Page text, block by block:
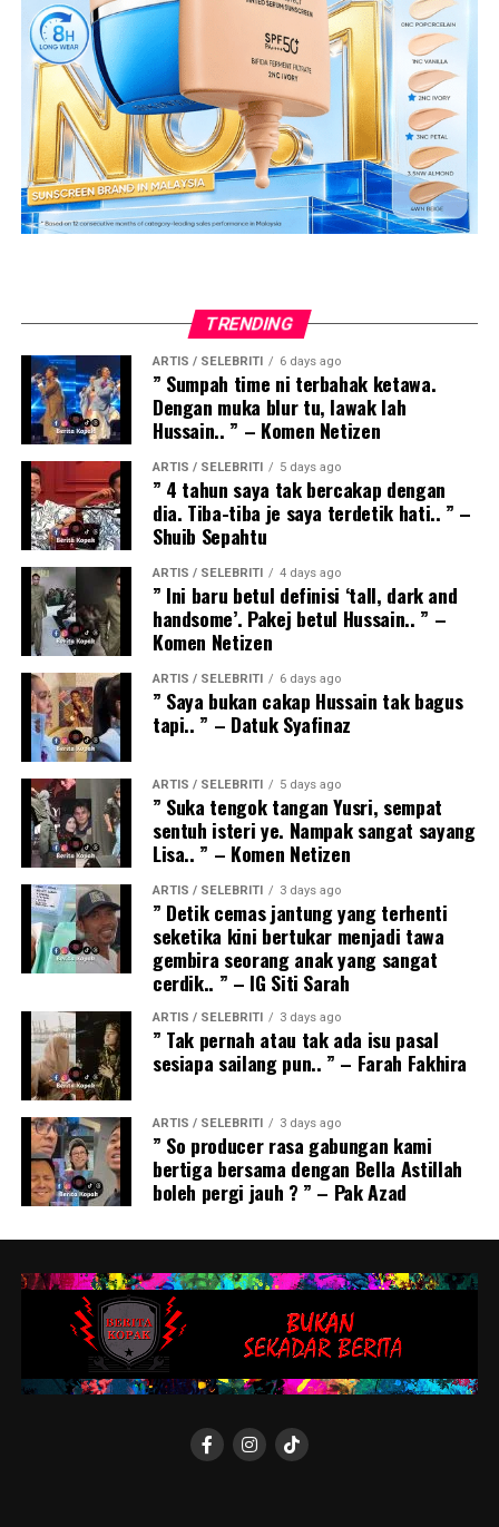
TRENDING
ARTIS / SELEBRITI 6 days ago
” Sumpah time ni terbahak ketawa.
Dengan muka blur tu, lawak lah
Hussain.. ” – Komen Netizen
ARTIS / SELEBRITI 5 days ago
” 4 tahun saya tak bercakap dengan
dia. Tiba-tiba je saya terdetik hati.. ” –
Shuib Sepahtu
ARTIS / SELEBRITI 4 days ago
” Ini baru betul definisi ‘tall, dark and
handsome’. Pakej betul Hussain.. ” –
Komen Netizen
ARTIS / SELEBRITI 6 days ago
” Saya bukan cakap Hussain tak bagus
tapi.. ” – Datuk Syafinaz
ARTIS / SELEBRITI 5 days ago
” Suka tengok tangan Yusri, sempat
sentuh isteri ye. Nampak sangat sayang
Lisa.. ” – Komen Netizen
ARTIS / SELEBRITI 3 days ago
” Detik cemas jantung yang terhenti
seketika kini bertukar menjadi tawa
gembira seorang anak yang sangat
cerdik.. ” – IG Siti Sarah
ARTIS / SELEBRITI 3 days ago
” Tak pernah atau tak ada isu pasal
sesiapa sailang pun.. ” – Farah Fakhira
ARTIS / SELEBRITI 3 days ago
” So producer rasa gabungan kami
bertiga bersama dengan Bella Astillah
boleh pergi jauh ? ” – Pak Azad